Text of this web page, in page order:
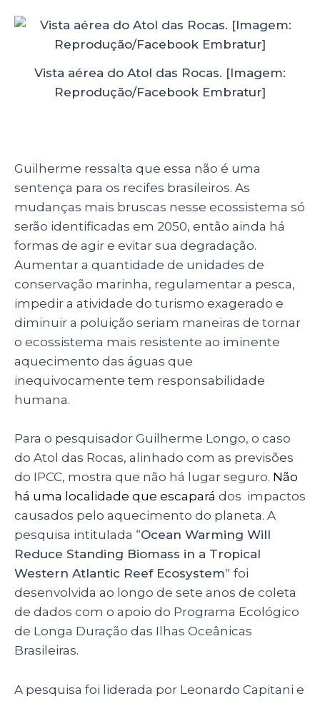
Vista aérea do Atol das Rocas. [Imagem:
Reprodução/Facebook Embratur]
Guilherme ressalta que essa não é uma
sentença para os recifes brasileiros. As
mudanças mais bruscas nesse ecossistema só
serão identificadas em 2050, então ainda há
formas de agir e evitar sua degradação.
Aumentar a quantidade de unidades de
conservação marinha, regulamentar a pesca,
impedir a atividade do turismo exagerado e
diminuir a poluição seriam maneiras de tornar
o ecossistema mais resistente ao iminente
aquecimento das águas que
inequivocamente tem responsabilidade
humana.
Para o pesquisador Guilherme Longo, o caso
do Atol das Rocas, alinhado com as previsões
do IPCC, mostra que não há lugar seguro. Não
há uma localidade que escapará dos impactos
causados pelo aquecimento do planeta. A
pesquisa intitulada “Ocean Warming Will
Reduce Standing Biomass in a Tropical
Western Atlantic Reef Ecosystem” foi
desenvolvida ao longo de sete anos de coleta
de dados com o apoio do Programa Ecológico
de Longa Duração das Ilhas Oceânicas
Brasileiras.
A pesquisa foi liderada por Leonardo Capitani e